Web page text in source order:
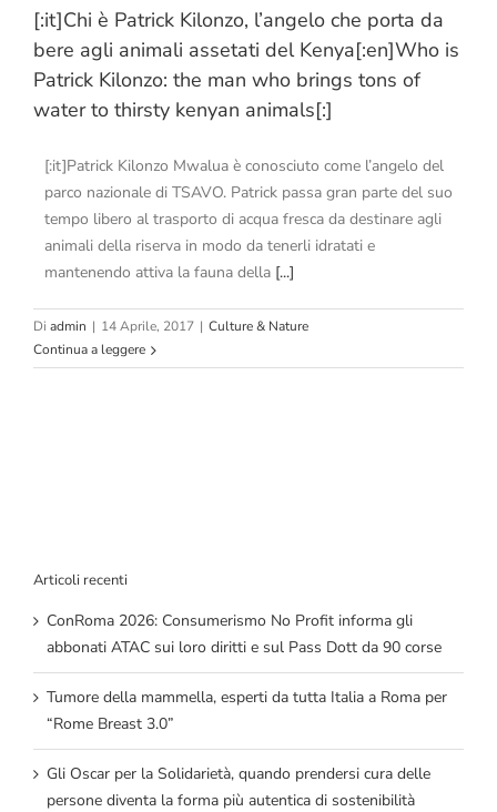
[:it]Chi è Patrick Kilonzo, l’angelo che porta da
bere agli animali assetati del Kenya[:en]Who is
Patrick Kilonzo: the man who brings tons of
water to thirsty kenyan animals[:]
[:it]Patrick Kilonzo Mwalua è conosciuto come l’angelo del
parco nazionale di TSAVO. Patrick passa gran parte del suo
tempo libero al trasporto di acqua fresca da destinare agli
animali della riserva in modo da tenerli idratati e
mantenendo attiva la fauna della [...]
Di admin | 14 Aprile, 2017 | Culture & Nature
Continua a leggere
Articoli recenti
ConRoma 2026: Consumerismo No Profit informa gli
abbonati ATAC sui loro diritti e sul Pass Dott da 90 corse
Tumore della mammella, esperti da tutta Italia a Roma per
“Rome Breast 3.0”
Gli Oscar per la Solidarietà, quando prendersi cura delle
persone diventa la forma più autentica di sostenibilità